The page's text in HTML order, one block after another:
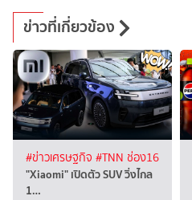
ข่าวที่เกี่ยวข้อง
#ข่าวเศรษฐกิจ #TNN ช่อง16
"Xiaomi" เปิดตัว SUV วิ่งไกล
1…